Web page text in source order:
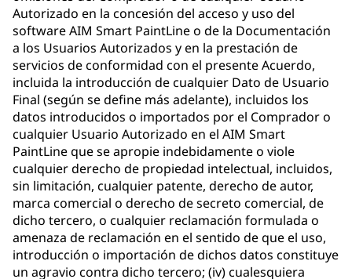
Autorizado en la concesión del acceso y uso del
software AIM Smart PaintLine o de la Documentación
a los Usuarios Autorizados y en la prestación de
servicios de conformidad con el presente Acuerdo,
incluida la introducción de cualquier Dato de Usuario
Final (según se define más adelante), incluidos los
datos introducidos o importados por el Comprador o
cualquier Usuario Autorizado en el AIM Smart
PaintLine que se apropie indebidamente o viole
cualquier derecho de propiedad intelectual, incluidos,
sin limitación, cualquier patente, derecho de autor,
marca comercial o derecho de secreto comercial, de
dicho tercero, o cualquier reclamación formulada o
amenaza de reclamación en el sentido de que el uso,
introducción o importación de dichos datos constituye
un agravio contra dicho tercero; (iv) cualesquiera